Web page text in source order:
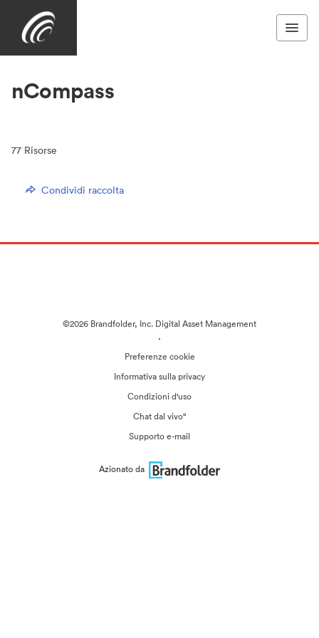
nCompass
77 Risorse
Condividi raccolta
©2026 Brandfolder, Inc. Digital Asset Management
·
Preferenze cookie
Informativa sulla privacy
Condizioni d'uso
Chat dal vivo“
Supporto e-mail
Azionato da